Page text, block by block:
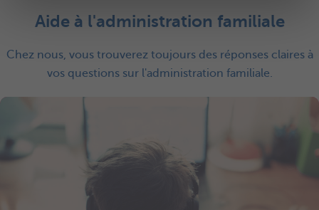
Aide à l'administration familiale
Chez nous, vous trouverez toujours des réponses claires à
vos questions sur l'administration familiale.